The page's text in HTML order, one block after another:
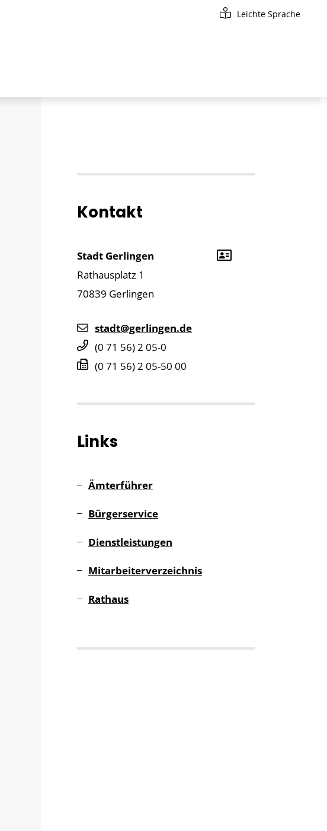
Leichte Sprache
Kontakt
Stadt Gerlingen
Rathausplatz 1
70839 Gerlingen
stadt@gerlingen.de
(0 71 56) 2 05-0
(0 71 56) 2 05-50 00
Links
Ämterführer
Bürgerservice
Dienstleistungen
Mitarbeiterverzeichnis
Rathaus